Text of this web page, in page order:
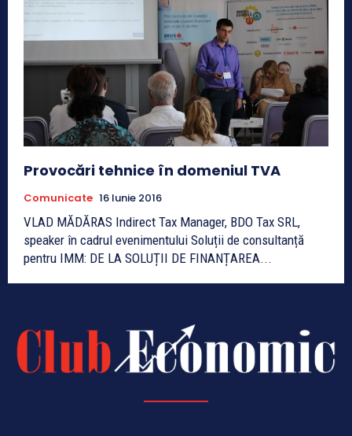
Provocări tehnice în domeniul TVA
Comunicate 16 Iunie 2016
VLAD MĂDĂRAS Indirect Tax Manager, BDO Tax SRL,
speaker în cadrul evenimentului Soluții de consultanță
pentru IMM: DE LA SOLUȚII DE FINANȚAREA...